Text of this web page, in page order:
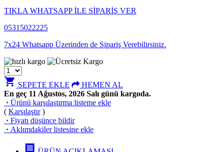
TIKLA WHATSAPP İLE SİPARİŞ VER
05315022225
7x24 Whatsapp Üzerinden de Sipariş Verebilirsiniz.
shopping_cart SEPETE EKLE
HEMEN AL
En geç 11 Ağustos, 2026 Salı günü kargoda.
· Ürünü karşılaştırma listeme ekle
( Karşılaştır)
· Fiyatı düşünce bildir
· Aklımdakiler listesine ekle
receipt